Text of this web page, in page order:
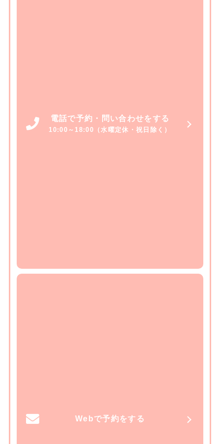
電話で予約・問い合わせをする
10:00～18:00（水曜定休・祝日除く）
Webで予約をする